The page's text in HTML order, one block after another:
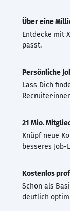
Über eine
Entdecke mit
passt.
Persönliche
Lass Dich
21 Mio.
Knüpf neue
besseres Job-
Kostenlos
Schon als
deutlich